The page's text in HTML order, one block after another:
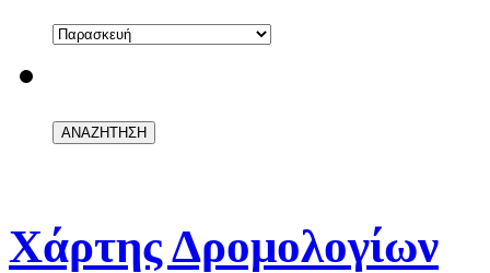
Χάρτης Δρομολογίων